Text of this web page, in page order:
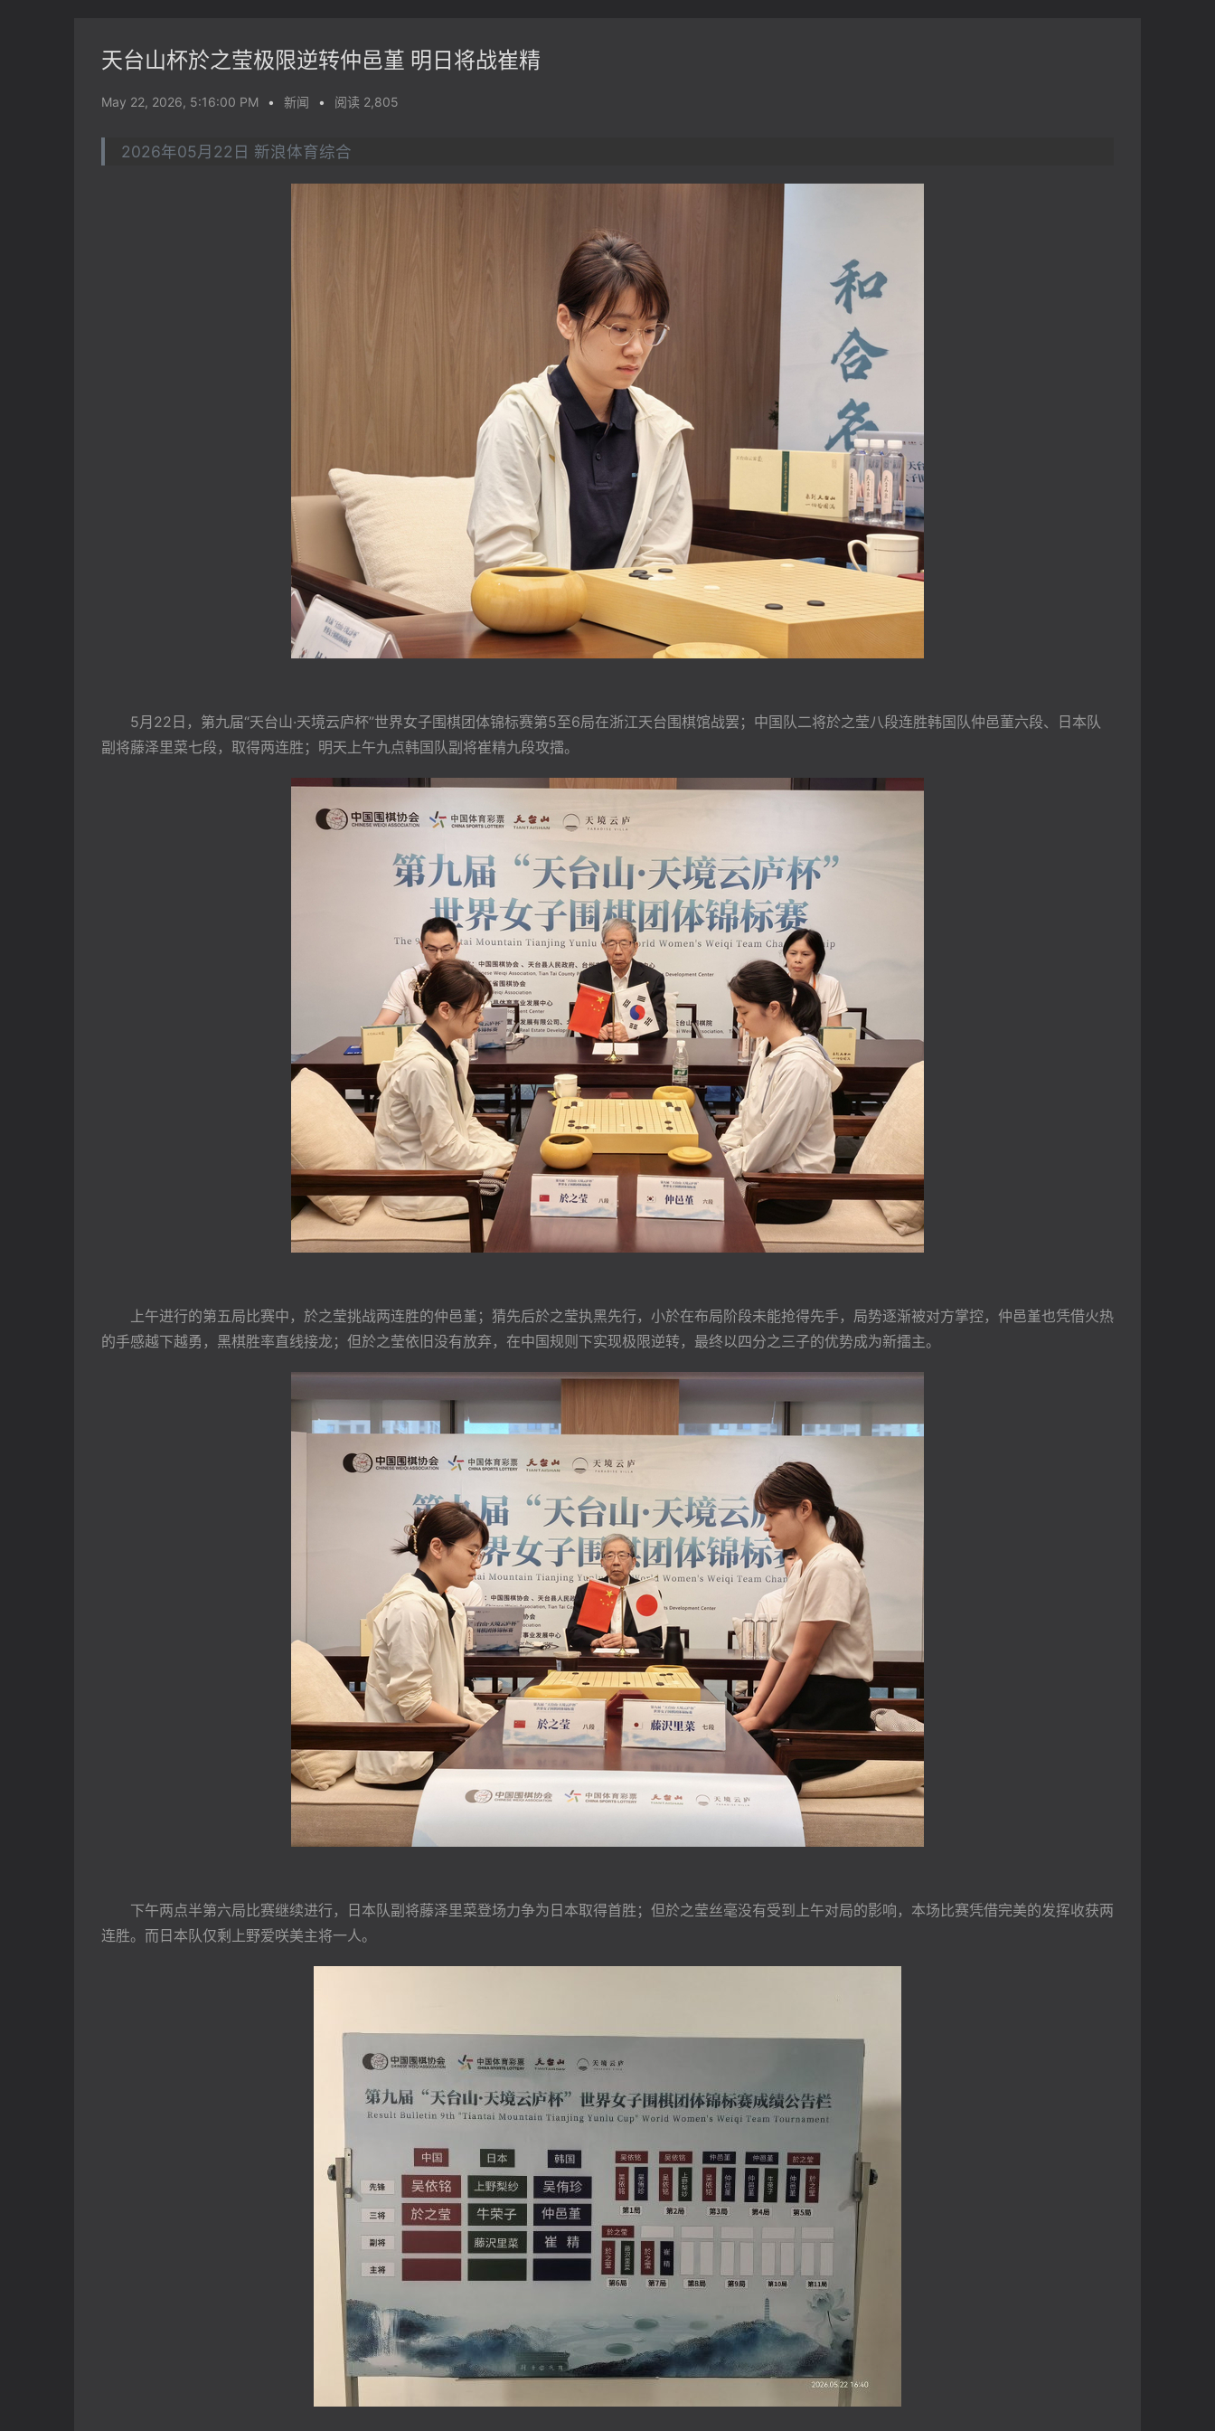
天台山杯於之莹极限逆转仲邑堇 明日将战崔精
May 22, 2026, 5:16:00 PM • 新闻 • 阅读 2,805
2026年05月22日 新浪体育综合
5月22日，第九届“天台山·天境云庐杯”世界女子围棋团体锦标赛第5至6局在浙江天台围棋馆战罢；中国队二将於之莹八段连胜韩国队仲邑菫六段、日本队
副将藤泽里菜七段，取得两连胜；明天上午九点韩国队副将崔精九段攻擂。
上午进行的第五局比赛中，於之莹挑战两连胜的仲邑堇；猜先后於之莹执黑先行，小於在布局阶段未能抢得先手，局势逐渐被对方掌控，仲邑堇也凭借火热
的手感越下越勇，黑棋胜率直线接龙；但於之莹依旧没有放弃，在中国规则下实现极限逆转，最终以四分之三子的优势成为新擂主。
下午两点半第六局比赛继续进行，日本队副将藤泽里菜登场力争为日本取得首胜；但於之莹丝毫没有受到上午对局的影响，本场比赛凭借完美的发挥收获两
连胜。而日本队仅剩上野爱咲美主将一人。